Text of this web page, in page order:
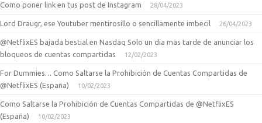
Como poner link en tus post de Instagram 28/04/2023
Lord Draugr, ese Youtuber mentirosillo o sencillamente imbecil 26/04/2023
@NetflixES bajada bestial en Nasdaq Solo un dia mas tarde de anunciar los
bloqueos de cuentas compartidas
12/02/2023
For Dummies… Como Saltarse la Prohibición de Cuentas Compartidas de
@NetflixES (España)
10/02/2023
Como Saltarse la Prohibición de Cuentas Compartidas de @NetflixES
(España)
10/02/2023